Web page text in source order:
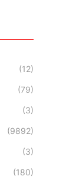
(12)
(79)
(3)
(9892)
(3)
(180)